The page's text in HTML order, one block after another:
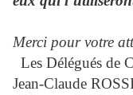
Merci pour votre
Les Délégués de
Jean-Claude